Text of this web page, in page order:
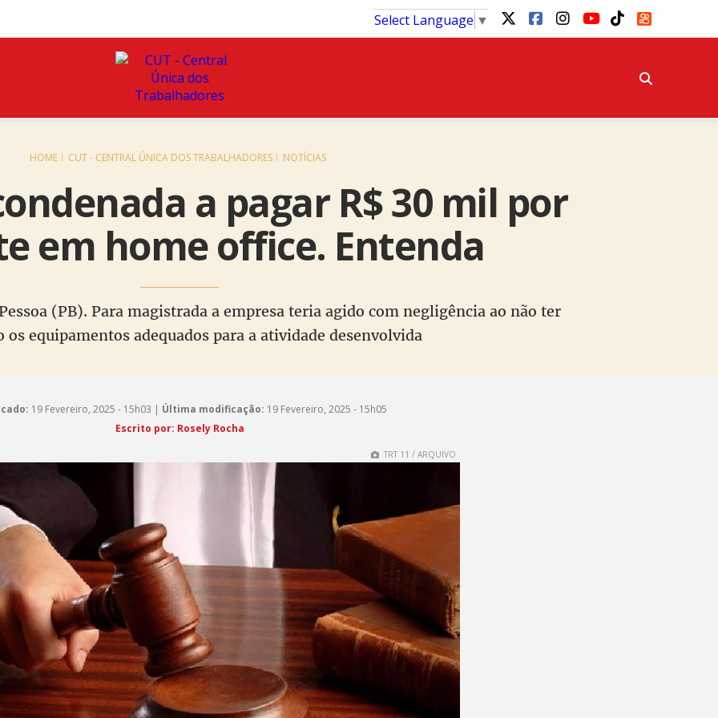
Select Language ▼
HOME CUT - CENTRAL ÚNICA DOS TRABALHADORES NOTÍCIAS
a pagar R$ 30 mil por
em home office. Entenda
(PB). Para magistrada a empresa teria agido com negligência ao não ter
os equipamentos adequados para a atividade desenvolvida
19 Fevereiro, 2025 - 15h03 | Última modificação: 19 Fevereiro, 2025 - 15h05
Escrito por: Rosely Rocha
TRT 11 / ARQUIVO